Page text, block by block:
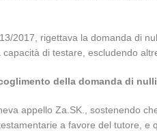
2017, rigettava la domanda di
di testare, escludendo
della domanda di
appello Za.SK., sostenendo
a favore del tutore, e